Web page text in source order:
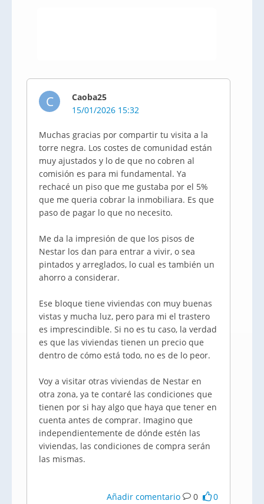
C
Caoba25
15/01/2026 15:32
Muchas gracias por compartir tu visita a la
torre negra. Los costes de comunidad están
muy ajustados y lo de que no cobren al
comisión es para mi fundamental. Ya
rechacé un piso que me gustaba por el 5%
que me queria cobrar la inmobiliara. Es que
paso de pagar lo que no necesito.
Me da la impresión de que los pisos de
Nestar los dan para entrar a vivir, o sea
pintados y arreglados, lo cual es también un
ahorro a considerar.
Ese bloque tiene viviendas con muy buenas
vistas y mucha luz, pero para mi el trastero
es imprescindible. Si no es tu caso, la verdad
es que las viviendas tienen un precio que
dentro de cómo está todo, no es de lo peor.
Voy a visitar otras viviendas de Nestar en
otra zona, ya te contaré las condiciones que
tienen por si hay algo que haya que tener en
cuenta antes de comprar. Imagino que
independientemente de dónde estén las
viviendas, las condiciones de compra serán
las mismas.
Añadir comentario 0 0